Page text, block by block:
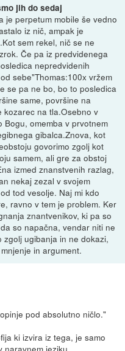
jih do sedaj
je perpetum mobile še vedno
iz nič, ampak je
sem rekel, nič se ne
Če pa iz predvidenega
nepredvidenih
sebe"Thomas:100x vržem
se pa ne bo, bo to posledica
same, površine na
kozarec na tla.Osebno v
Bogu, omemba v prvotnem
gibalca.Znova, kot
govorimo zgolj kot
samem, ali gre za obstoj
izmed znanstvenih razlag,
nekaj zezal v svojem
tod vesolje. Naj mi kdo
ravno v tem je problem. Ker
znantvenikov, ki pa so
so napačna, vendar niti ne
ugibanja in ne dokazi,
in argument.
pod absolutno ničlo."
ki izvira iz tega, je samo
jeziku.